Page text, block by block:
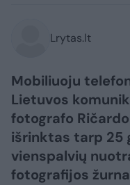
Lrytas.lt
Mobiliuoju
Lietuvos
fotografo
išrinktas tarp 25
vienspalvių
fotografijos